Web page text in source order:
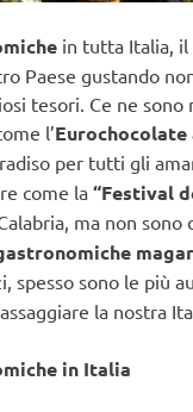
in tutta Italia,
Paese gustando
tesori. Ce ne
l’Eurochocolate
per tutti gli
come la “Festival
ma non sono
spesso sono le più
la nostra
in Italia